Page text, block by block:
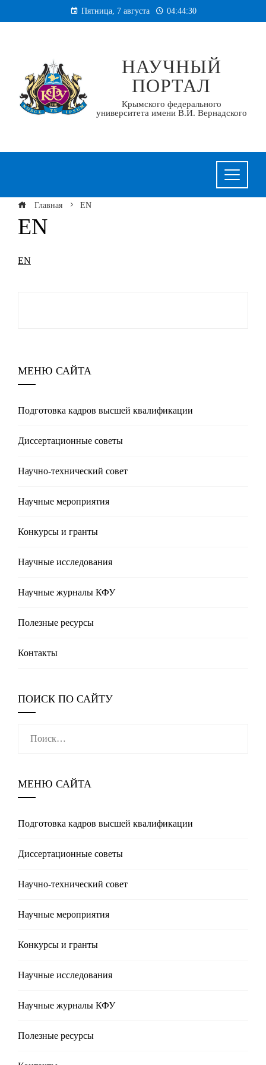
к
Пятница, 7 августа 04:44:30
НАУЧНЫЙ
ПОРТАЛ
Крымского федерального
университета имени В.И. Вернадского
Главная EN
EN
EN
МЕНЮ САЙТА
Подготовка кадров высшей квалификации
Диссертационные советы
Научно-технический совет
Научные мероприятия
Конкурсы и гранты
Научные исследования
Научные журналы КФУ
Полезные реcурсы
Контакты
ПОИСК ПО САЙТУ
МЕНЮ САЙТА
Подготовка кадров высшей квалификации
Диссертационные советы
Научно-технический совет
Научные мероприятия
Конкурсы и гранты
Научные исследования
Научные журналы КФУ
Полезные реcурсы